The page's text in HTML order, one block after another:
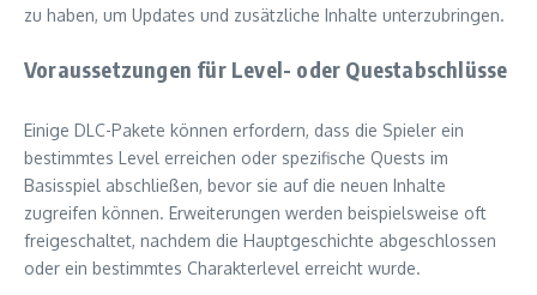
zu haben, um Updates und zusätzliche Inhalte unterzubringen.
Voraussetzungen für Level- oder Questabschlüsse
Einige DLC-Pakete können erfordern, dass die Spieler ein
bestimmtes Level erreichen oder spezifische Quests im
Basisspiel abschließen, bevor sie auf die neuen Inhalte
zugreifen können. Erweiterungen werden beispielsweise oft
freigeschaltet, nachdem die Hauptgeschichte abgeschlossen
oder ein bestimmtes Charakterlevel erreicht wurde.